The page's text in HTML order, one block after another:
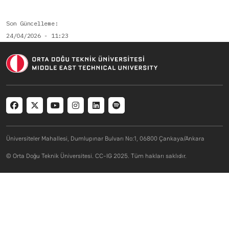
Son Güncelleme
24/04/2026 - 11:23
Social menu
Üniversiteler Mahallesi, Dumlupınar Bulvarı No:1, 06800 Çankaya/Ankara
© Orta Doğu Teknik Üniversitesi. CC-IG 2025. Tüm hakları saklıdır.